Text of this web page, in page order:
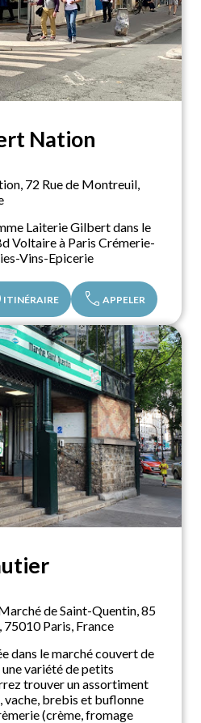
Nation
72 Rue de Montreuil,
Laiterie Gilbert dans le
Voltaire à Paris Crémerie-
Vins-Epicerie
ITINÉRAIRE call APPELER
de Saint-Quentin, 85
Paris, France
dans le marché couvert de
variété de petits
trouver un assortiment
vache, brebis et buflonne
(crème, fromage